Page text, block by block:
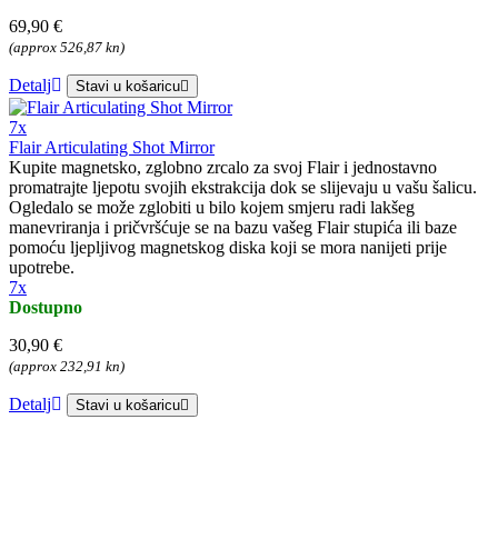
69,90 €
(approx 526,87 kn)
Detalj Stavi u košaricu
7x
Flair Articulating Shot Mirror
Kupite magnetsko, zglobno zrcalo za svoj Flair i jednostavno
promatrajte ljepotu svojih ekstrakcija dok se slijevaju u vašu šalicu.
Ogledalo se može zglobiti u bilo kojem smjeru radi lakšeg
manevriranja i pričvršćuje se na bazu vašeg Flair stupića ili baze
pomoću ljepljivog magnetskog diska koji se mora nanijeti prije
upotrebe.
7x
Dostupno
30,90 €
(approx 232,91 kn)
Detalj Stavi u košaricu